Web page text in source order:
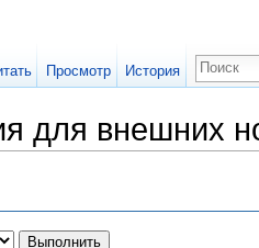
для внешних
Просмотр История